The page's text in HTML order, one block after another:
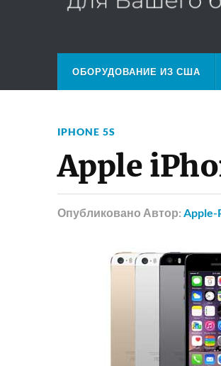
ОБОРУДОВАНИЕ ИЗ США
IPHONE 5S
Apple
Опубликовано Автор: Apple-